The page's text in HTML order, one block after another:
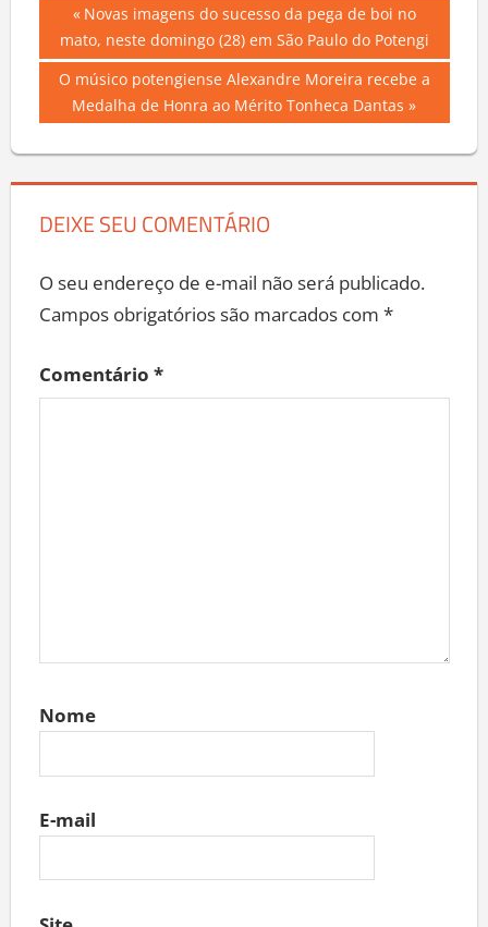
Navegação
de
Post
Previous
Post:
Novas imagens do sucesso da pega de boi no
mato, neste domingo (28) em São Paulo do Potengi
Next
Post:
O músico potengiense Alexandre Moreira recebe a
Medalha de Honra ao Mérito Tonheca Dantas
DEIXE SEU COMENTÁRIO
O seu endereço de e-mail não será publicado.
Campos obrigatórios são marcados com *
Comentário *
Nome
E-mail